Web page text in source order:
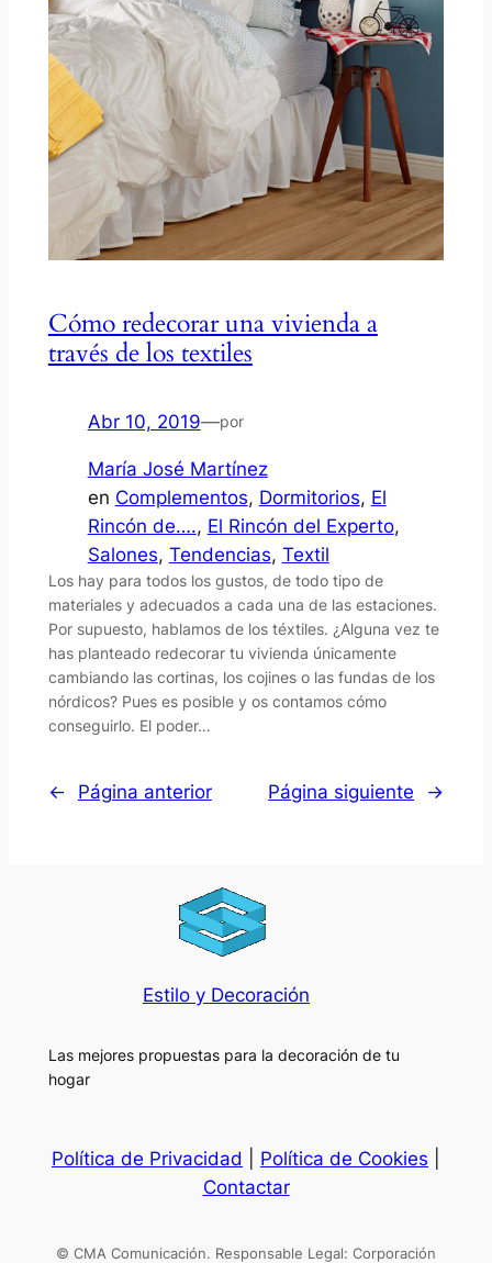
Cómo redecorar una vivienda a
través de los textiles
Abr 10, 2019—por
María José Martínez
en Complementos, Dormitorios, El
Rincón de…., El Rincón del Experto
Salones, Tendencias, Textil
Los hay para todos los gustos, de todo tipo de
materiales y adecuados a cada una de las estaciones.
Por supuesto, hablamos de los téxtiles. ¿Alguna vez te
has planteado redecorar tu vivienda únicamente
cambiando las cortinas, los cojines o las fundas de los
nórdicos? Pues es posible y os contamos cómo
conseguirlo. El poder…
← Página anterior Página siguiente →
Estilo y Decoración
Las mejores propuestas para la decoración de tu
hogar
Política de Privacidad Política de Cookies
Contactar
© CMA Comunicación. Responsable Legal: Corporación